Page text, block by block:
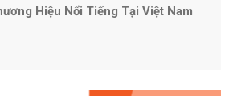
Hiệu Nổi Tiếng Tại Việt Nam